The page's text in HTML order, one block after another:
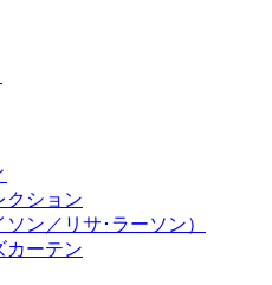
クション
ソン／リサ･ラーソン）
カーテン